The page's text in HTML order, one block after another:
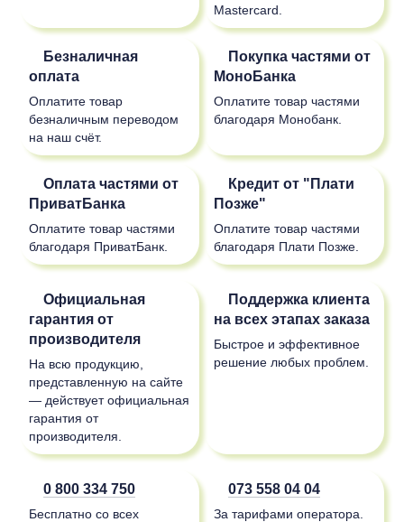
Mastercard.
Безналичная
оплата
Оплатите товар
безналичным переводом
на наш счёт.
Покупка частями от
МоноБанка
Оплатите товар частями
благодаря Монобанк.
Оплата частями от
ПриватБанка
Оплатите товар частями
благодаря ПриватБанк.
Кредит от "Плати
Позже"
Оплатите товар частями
благодаря Плати Позже.
Официальная
гарантия от
производителя
На всю продукцию,
представленную на сайте
— действует официальная
гарантия от
производителя.
Поддержка клиента
на всех этапах заказа
Быстрое и эффективное
решение любых проблем.
0 800 334 750
Бесплатно со всех
073 558 04 04
За тарифами оператора.